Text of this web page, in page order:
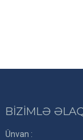
BİZİMLƏ
Ünvan :